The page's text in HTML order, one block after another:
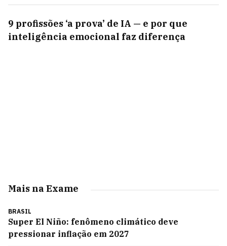
9 profissões ‘a prova’ de IA — e por que
inteligência emocional faz diferença
Mais na Exame
BRASIL
Super El Niño: fenômeno climático deve
pressionar inflação em 2027